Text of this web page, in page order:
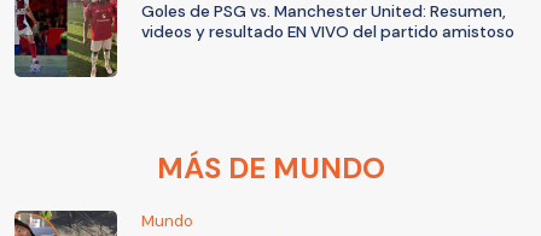
Goles de PSG vs. Manchester United: Resumen,
videos y resultado EN VIVO del partido amistoso
MÁS DE MUNDO
Mundo